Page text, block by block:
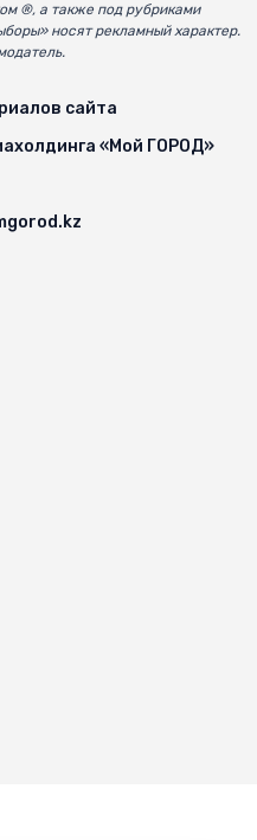
®, а также под рубриками
носят рекламный характер.
сайта
«Мой ГОРОД»